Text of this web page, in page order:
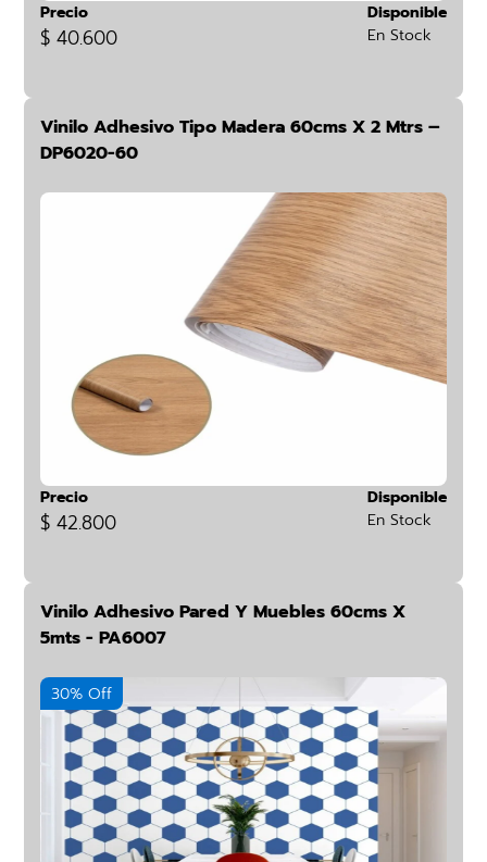
Precio
$ 40.600
Disponible
En Stock
Vinilo Adhesivo Tipo Madera 60cms X 2 Mtrs –
DP6020-60
Precio
$ 42.800
Disponible
En Stock
Vinilo Adhesivo Pared Y Muebles 60cms X
5mts - PA6007
30% Off